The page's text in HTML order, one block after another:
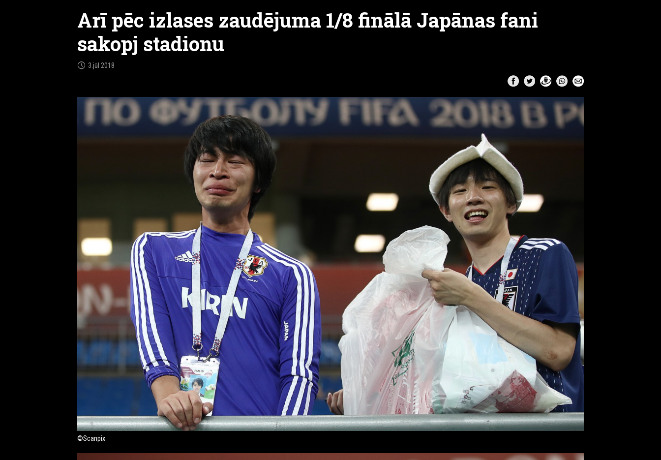
Arī pēc izlases zaudējuma 1/8 finālā Japānas fani
sakopj stadionu
schedule 3.jūl 2018
©Scanpix